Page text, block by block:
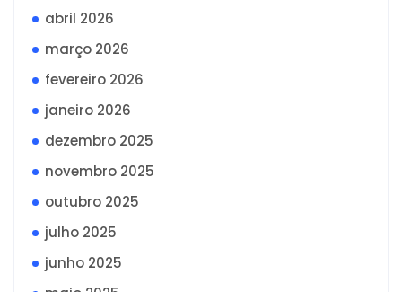
abril 2026
março 2026
fevereiro 2026
janeiro 2026
dezembro 2025
novembro 2025
outubro 2025
julho 2025
junho 2025